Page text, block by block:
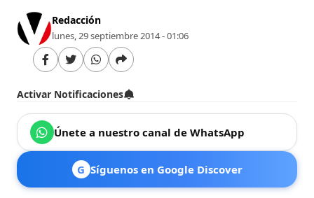
Redacción
lunes, 29 septiembre 2014 - 01:06
Activar Notificaciones
Únete a nuestro canal de WhatsApp
G Síguenos en Google Discover